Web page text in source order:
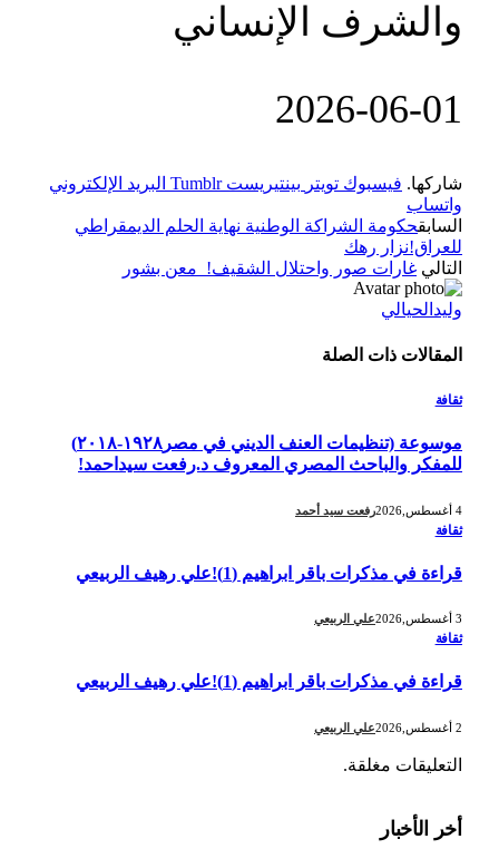
والشرف الإنساني
‎2026-‎06-01
شاركها. فيسبوك تويتر بينتيريست Tumblr البريد الإلكتروني
واتساب
السابقحكومة الشراكة الوطنية نهاية الحلم الديمقراطي
للعراق!نزار رهك
التالي غارات صور واحتلال الشقيف! معن بشور
وليدالحيالي
المقالاتذات الصلة
ثقافة
موسوعة (تنظيمات العنف الديني في مصر١٩٢٨-٢٠١٨)
للمفكر والباحث المصري المعروف د.رفعت سيداحمد!
رفعت سيد أحمد
ثقافة
قراءة في مذكرات باقر ابراهيم (1)!علي رهيف الربيعي
علي الربيعي
ثقافة
قراءة في مذكرات باقر ابراهيم (1)!علي رهيف الربيعي
علي الربيعي
التعليقات مغلقة.
أخر الأخبار